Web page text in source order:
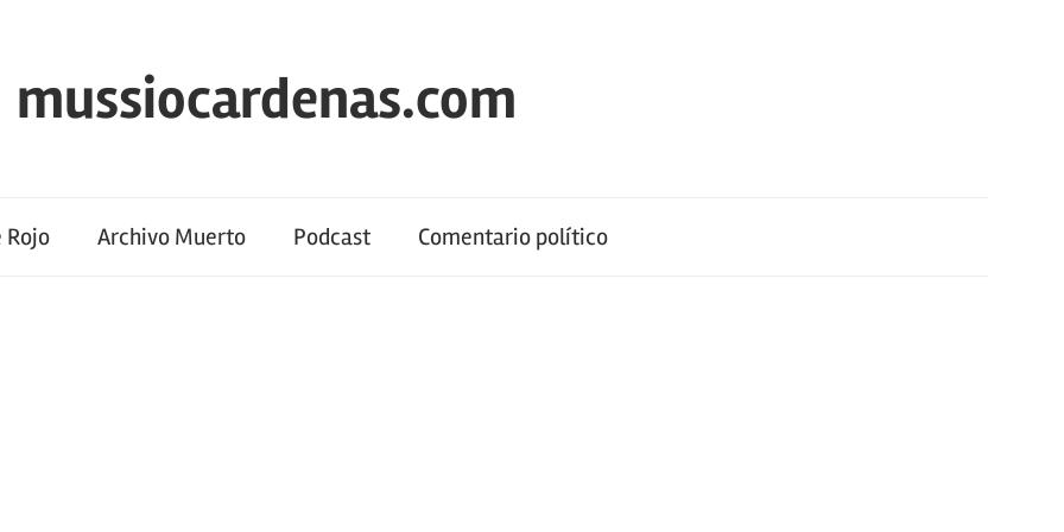
mussiocardenas.com
Archivo Muerto Podcast Comentario político